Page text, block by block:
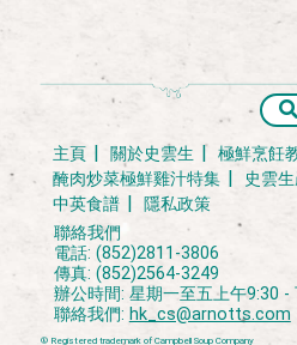
® Registered trademark of Campbell Soup Company
主頁 關於史雲生
極鮮烹飪
醃肉炒菜極鮮雞汁特集
史雲
中英食譜
隱私政策
聯絡我們
電話: (852)2811-3806
傳真: (852)2564-3249
辦公時間: 星期一至五上午9:30 -
聯絡我們: hk_cs@arnotts.com